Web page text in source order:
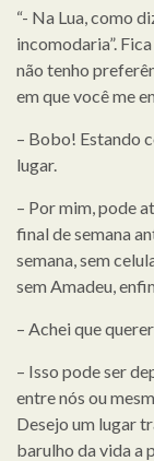
“- Na Lua, como
incomodaria”.
não tenho
em que você me
– Bobo! Estando
lugar.
– Por mim, pode
final de semana
semana, sem
sem Amadeu,
– Achei que
– Isso pode ser
entre nós ou
Desejo um lugar
barulho da vida a